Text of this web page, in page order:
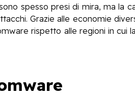
spesso presi di mira, ma la
Grazie alle economie
rispetto alle regioni in cui